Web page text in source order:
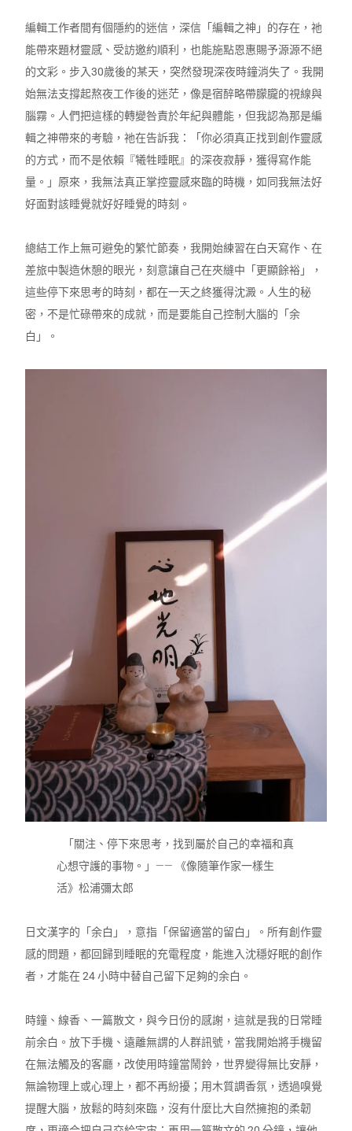
編輯工作者間有個隱約的迷信，深信「編輯之神」的存在，祂
能帶來題材靈感、受訪邀約順利，也能施點恩惠賜予源源不絕
的文彩。步入30歲後的某天，突然發現深夜時鐘消失了。我開
始無法支撐起熬夜工作後的迷茫，像是宿醉略帶朦朧的視線與
腦霧。人們把這樣的轉變咎責於年紀與體能，但我認為那是編
輯之神帶來的考驗，祂在告訴我：「你必須真正找到創作靈感
的方式，而不是依賴『犧牲睡眠』的深夜寂靜，獲得寫作能
量。」原來，我無法真正掌控靈感來臨的時機，如同我無法好
好面對該睡覺就好好睡覺的時刻。
總結工作上無可避免的繁忙節奏，我開始練習在白天寫作、在
差旅中製造休憩的眼光，刻意讓自己在夾縫中「更顯餘裕」，
這些停下來思考的時刻，都在一天之終獲得沈澱。人生的秘
密，不是忙碌帶來的成就，而是要能自己控制大腦的「余
白」。
「關注、停下來思考，找到屬於自己的幸福和真
心想守護的事物。」—— 《像隨筆作家一樣生
活》松浦彌太郎
日文漢字的「余白」，意指「保留適當的留白」。所有創作靈
感的問題，都回歸到睡眠的充電程度，能進入沈穩好眠的創作
者，才能在 24 小時中替自己留下足夠的余白。
時鐘、線香、一篇散文，與今日份的感謝，這就是我的日常睡
前余白。放下手機、遠離無謂的人群訊號，當我開始將手機留
在無法觸及的客廳，改使用時鐘當鬧鈴，世界變得無比安靜，
無論物理上或心理上，都不再紛擾；用木質調香氛，透過嗅覺
提醒大腦，放鬆的時刻來臨，沒有什麼比大自然擁抱的柔韌